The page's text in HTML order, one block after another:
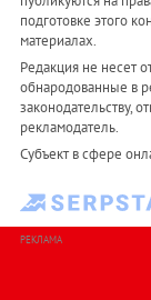
подготовке этого
материалах.
Редакция не несет
обнародованные в
законодательству,
рекламодатель.
Субъект в сфере
РЕКЛАМА